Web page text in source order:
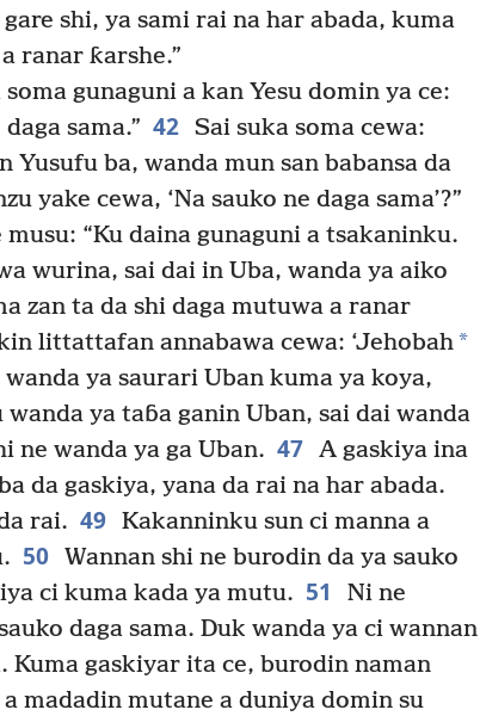
shi, ya sami rai na har abada, kuma
ranar ƙarshe.”
gunaguni a kan Yesu domin ya ce:
sama.” 42 Sai suka soma cewa:
Yusufu ba, wanda mun san babansa da
yake cewa, ‘Na sauko ne daga sama’?”
musu: “Ku daina gunaguni a tsakaninku.
wurina, sai dai in Uba, wanda ya aiko
zan ta da shi daga mutuwa a ranar
littattafan annabawa cewa: ‘Jehobah*
ya saurari Uban kuma ya koya,
wanda ya taɓa ganin Uban, sai dai wanda
ne wanda ya ga Uban. 47 A gaskiya ina
da gaskiya, yana da rai na har abada.
rai. 49 Kakanninku sun ci manna a
50 Wannan shi ne burodin da ya sauko
ci kuma kada ya mutu. 51
Ni ne
daga sama. Duk wanda ya ci wannan
Kuma gaskiyar ita ce, burodin naman
madadin mutane a duniya domin su